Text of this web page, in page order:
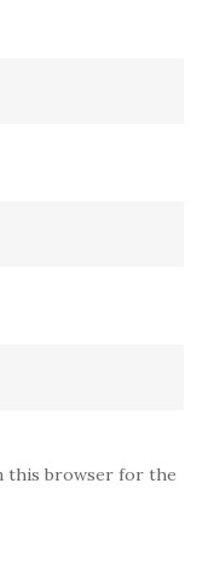
this browser for the